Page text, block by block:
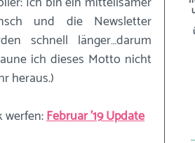
und die Newsletter
schnell länger…darum
ich dieses Motto nicht
heraus.)
werfen: Februar '19 Update